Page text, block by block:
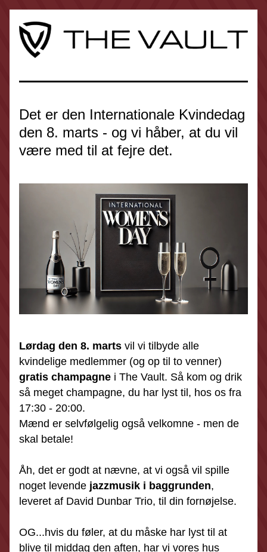
Det er den Internationale Kvindedag
den 8. marts - og vi håber, at du vil
være med til at fejre det.
Lørdag den 8. marts vil vi tilbyde alle
kvindelige medlemmer (og op til to venner)
gratis champagne i The Vault. Så kom og drik
så meget champagne, du har lyst til, hos os fra
17:30 - 20:00.
Mænd er selvfølgelig også velkomne - men de
skal betale!
Åh, det er godt at nævne, at vi også vil spille
noget levende jazzmusik i baggrunden,
leveret af David Dunbar Trio, til din fornøjelse.
OG...hvis du føler, at du måske har lyst til at